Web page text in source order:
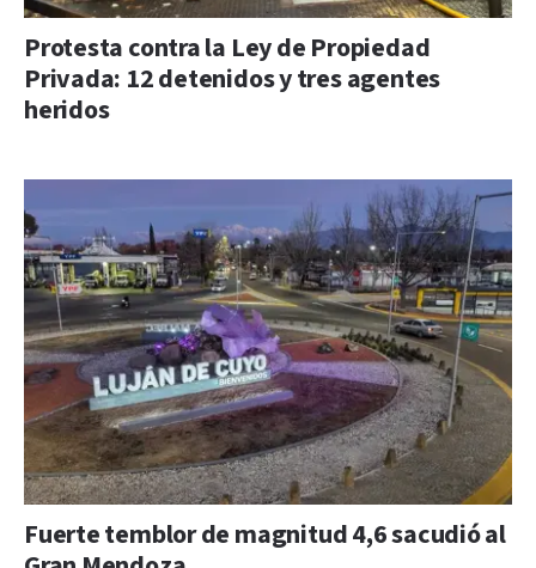
Protesta contra la Ley de Propiedad
Privada: 12 detenidos y tres agentes
heridos
Fuerte temblor de magnitud 4,6 sacudió al